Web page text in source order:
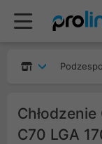
C70 LGA